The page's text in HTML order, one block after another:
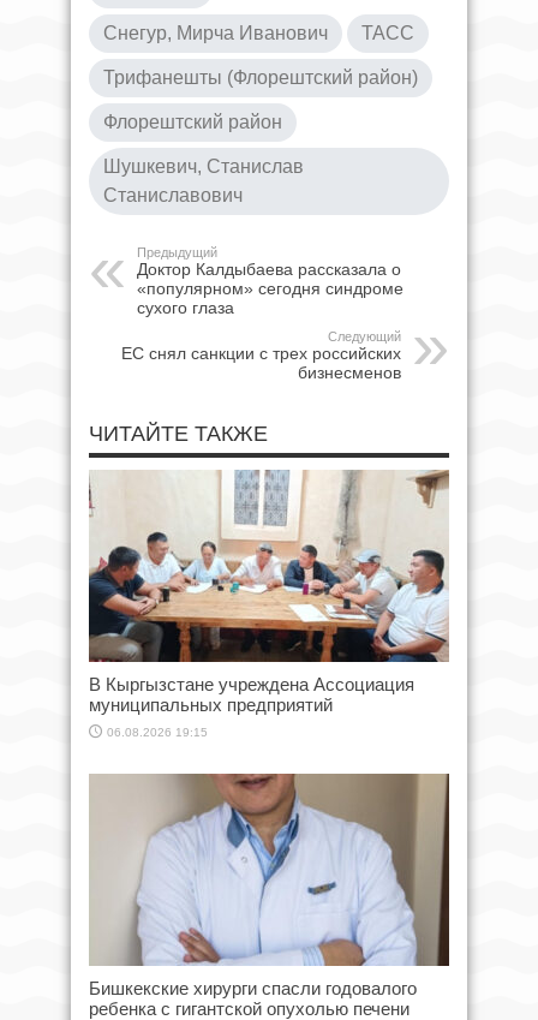
Снегур, Мирча Иванович ТАСС
Трифанешты (Флорештский район)
Флорештский район
Шушкевич, Станислав
Станиславович
Предыдущий
Доктор Калдыбаева рассказала о
«популярном» сегодня синдроме
сухого глаза
Следующий
ЕС снял санкции с трех российских
бизнесменов
ЧИТАЙТЕ ТАКЖЕ
В Кыргызстане учреждена Ассоциация
муниципальных предприятий
06.08.2026 19:15
Бишкекские хирурги спасли годовалого
ребенка с гигантской опухолью печени